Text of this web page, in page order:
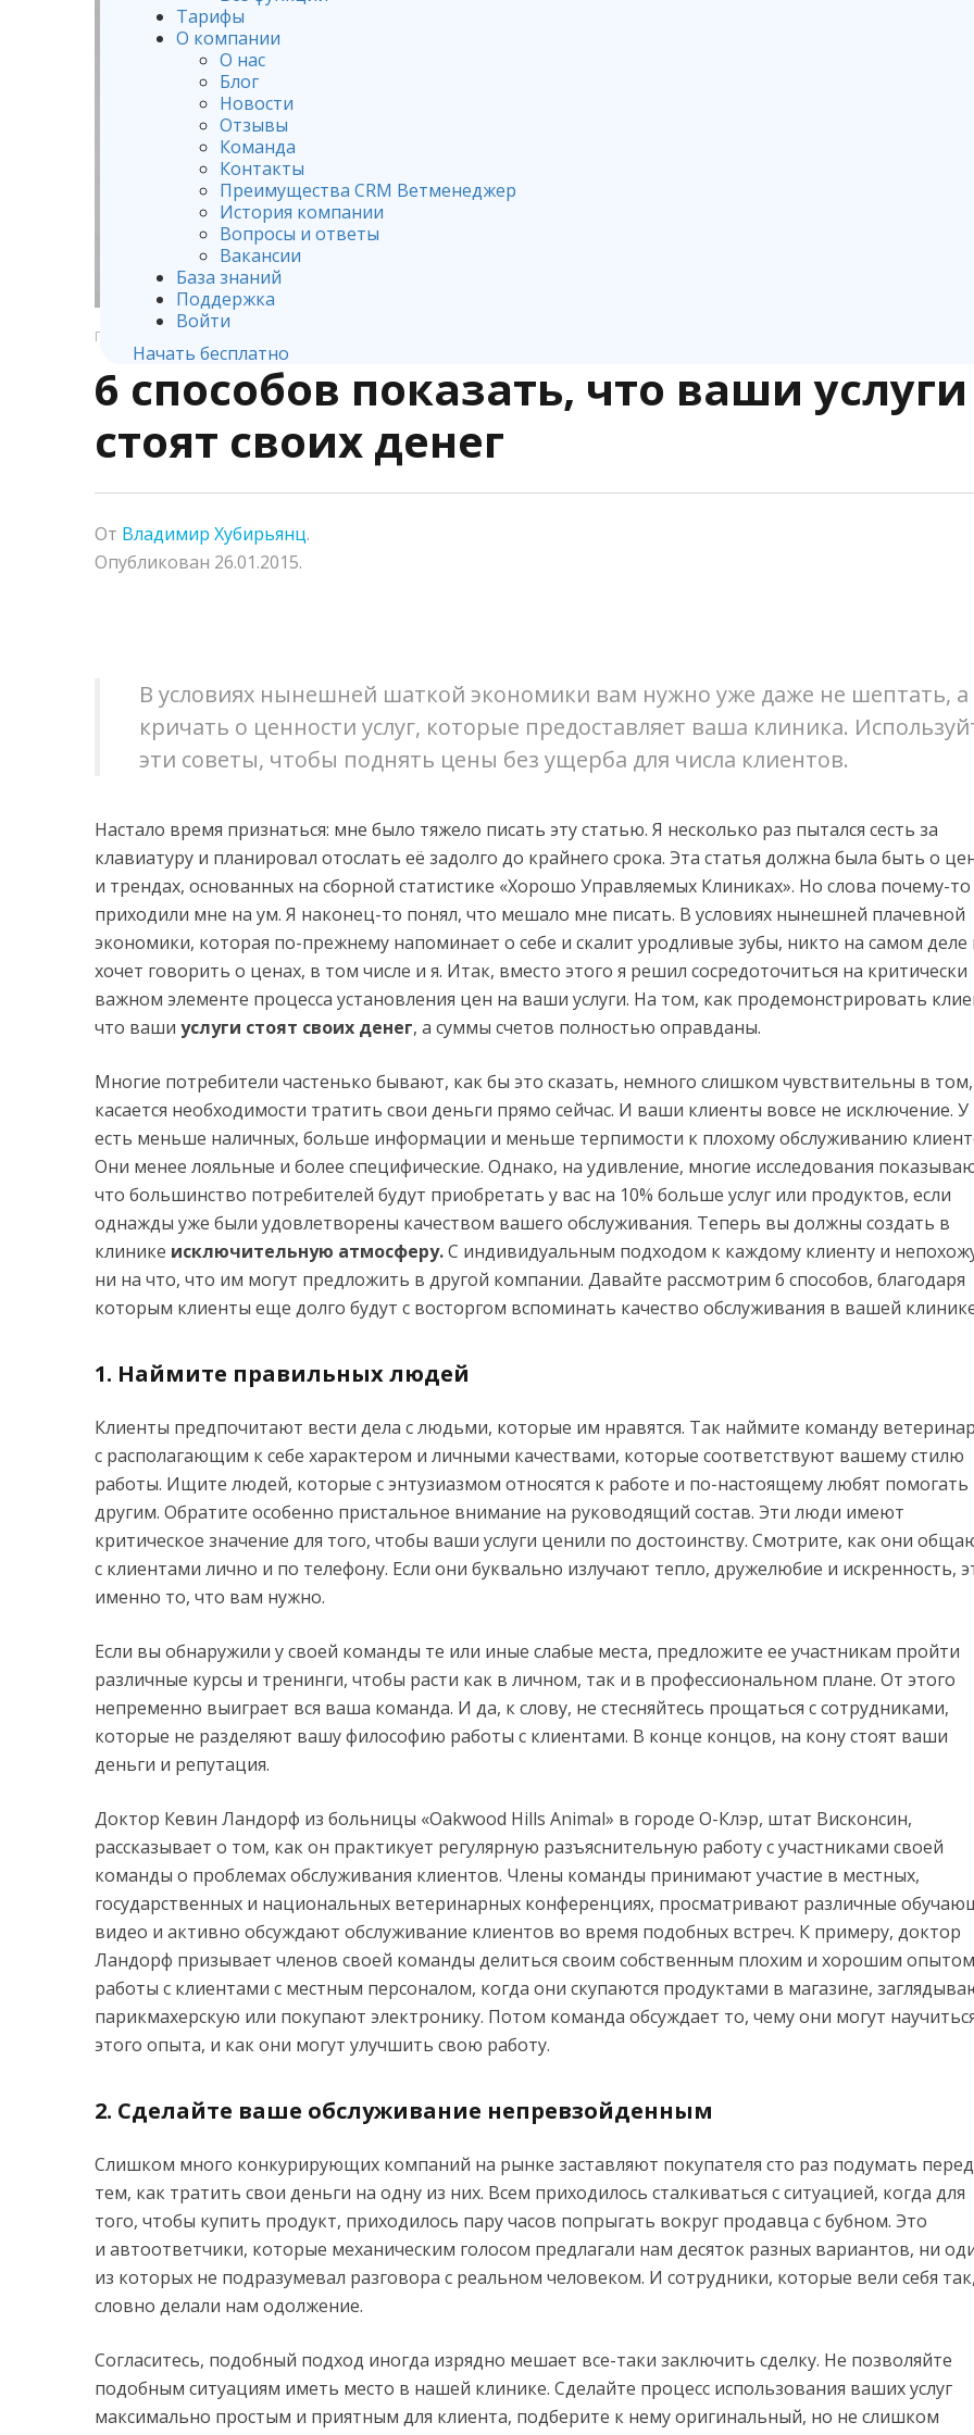
Тарифы
О компании
О нас
Блог
Новости
Отзывы
Команда
Контакты
Преимущества CRM Ветменеджер
История компании
Вопросы и ответы
Вакансии
База знаний
Поддержка
Войти
Начать бесплатно
ГЛАВНАЯ
6 способов показать, что ваши услуги
стоят своих денег
От Владимир Хубирьянц.
Опубликован 26.01.2015.
В условиях нынешней шаткой экономики вам нужно уже даже не шептать, а
кричать о ценности услуг, которые предоставляет ваша клиника.
эти советы, чтобы поднять цены без ущерба для числа клиентов.
Настало время признаться: мне было тяжело писать эту статью. Я несколько раз пытался сесть за
клавиатуру и планировал отослать её задолго до крайнего срока. Эта статья должна была быть о
и трендах, основанных на сборной статистике «Хорошо Управляемых Клиниках». Но слова почему-то
приходили мне на ум. Я наконец-то понял, что мешало мне писать. В условиях нынешней плачевной
экономики, которая по-прежнему напоминает о себе и скалит уродливые зубы, никто на самом деле
хочет говорить о ценах, в том числе и я. Итак, вместо этого я решил сосредоточиться на критически
важном элементе процесса установления цен на ваши услуги. На том, как продемонстрировать
что ваши услуги стоят своих денег, а суммы счетов полностью оправданы.
Многие потребители частенько бывают, как бы это сказать, немного слишком чувствительны в
касается необходимости тратить свои деньги прямо сейчас. И ваши клиенты вовсе не исключение. У
есть меньше наличных, больше информации и меньше терпимости к плохому обслуживанию
Они менее лояльные и более специфические. Однако, на удивление, многие исследования
что большинство потребителей будут приобретать у вас на 10% больше услуг или продуктов, если
однажды уже были удовлетворены качеством вашего обслуживания. Теперь вы должны создать в
клинике исключительную атмосферу.С индивидуальным подходом к каждому клиенту и
ни на что, что им могут предложить в другой компании. Давайте рассмотрим 6 способов, благодаря
которым клиенты еще долго будут с восторгом вспоминать качество обслуживания в вашей
1. Наймите правильных людей
Клиенты предпочитают вести дела с людьми, которые им нравятся. Так наймите команду
с располагающим к себе характером и личными качествами, которые соответствуют вашему стилю
работы. Ищите людей, которые с энтузиазмом относятся к работе и по-настоящему любят помогать
другим. Обратите особенно пристальное внимание на руководящий состав. Эти люди имеют
критическое значение для того, чтобы ваши услуги ценили по достоинству. Смотрите, как они
с клиентами лично и по телефону. Если они буквально излучают тепло, дружелюбие и искренность,
именно то, что вам нужно.
Если вы обнаружили у своей команды те или иные слабые места, предложите ее участникам пройти
различные курсы и тренинги, чтобы расти как в личном, так и в профессиональном плане. От этого
непременно выиграет вся ваша команда. И да, к слову, не стесняйтесь прощаться с сотрудниками,
которые не разделяют вашу философию работы с клиентами. В конце концов, на кону стоят ваши
деньги и репутация.
Доктор Кевин Ландорф из больницы «Oakwood Hills Animal» в городе О-Клэр, штат Висконсин,
рассказывает о том, как он практикует регулярную разъяснительную работу с участниками своей
команды о проблемах обслуживания клиентов. Члены команды принимают участие в местных,
государственных и национальных ветеринарных конференциях, просматривают различные
видео и активно обсуждают обслуживание клиентов во время подобных встреч. К примеру, доктор
Ландорф призывает членов своей команды делиться своим собственным плохим и хорошим опытом
работы с клиентами с местным персоналом, когда они скупаются продуктами в магазине,
парикмахерскую или покупают электронику. Потом команда обсуждает то, чему они могут
этого опыта, и как они могут улучшить свою работу.
2. Сделайте ваше обслуживание непревзойденным
Слишком много конкурирующих компаний на рынке заставляют покупателя сто раз подумать перед
тем, как тратить свои деньги на одну из них. Всем приходилось сталкиваться с ситуацией, когда для
того, чтобы купить продукт, приходилось пару часов попрыгать вокруг продавца с бубном. Это
и автоответчики, которые механическим голосом предлагали нам десяток разных вариантов, ни
из которых не подразумевал разговора с реальном человеком. И сотрудники, которые вели себя так,
словно делали нам одолжение.
Согласитесь, подобный подход иногда изрядно мешает все-таки заключить сделку. Не позволяйте
подобным ситуациям иметь место в нашей клинике. Сделайте процесс использования ваших услуг
максимально простым и приятным для клиента, подберите к нему оригинальный, но не слишком